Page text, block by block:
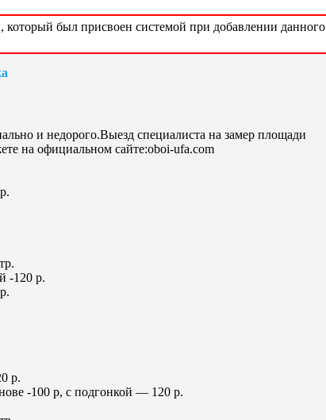
, который был присвоен системой при добавлении данного
и недорого.Выезд специалиста на замер площади
на официальном сайте:oboi-ufa.com
-120 р.
р.
-100 р, с подгонкой — 120 р.